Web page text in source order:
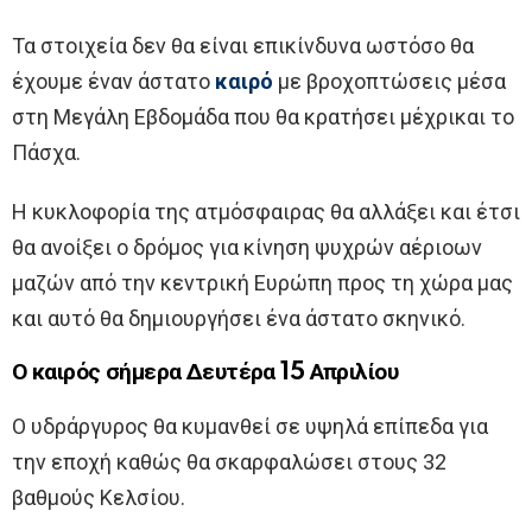
Τα στοιχεία δεν θα είναι επικίνδυνα ωστόσο θα
έχουμε έναν άστατο καιρό με βροχοπτώσεις μέσα
στη Μεγάλη Εβδομάδα που θα κρατήσει μέχρικαι το
Πάσχα.
Η κυκλοφορία της ατμόσφαιρας θα αλλάξει και έτσι
θα ανοίξει ο δρόμος για κίνηση ψυχρών αέριοων
μαζών από την κεντρική Ευρώπη προς τη χώρα μας
και αυτό θα δημιουργήσει ένα άστατο σκηνικό.
Ο καιρός σήμερα Δευτέρα 15 Απριλίου
Ο υδράργυρος θα κυμανθεί σε υψηλά επίπεδα για
την εποχή καθώς θα σκαρφαλώσει στους 32
βαθμούς Κελσίου.